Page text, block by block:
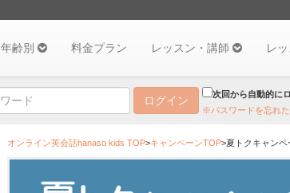
年齢別 料金プラン レッスン・講師 レ
次回から自動的に
※パスワードを忘れ
オンライン英会話hanaso kids TOP>キャンペーンTOP>夏トクキャンペ